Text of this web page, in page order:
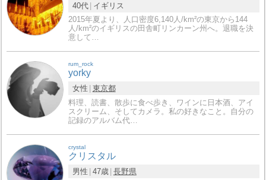
40代
イギリス
2015年夏より、人口密度6,140人/km²の東京から144
人/km²のイギリスの田舎町リンカーン州へ。退職を決
意して…
rum_rock
yorky
女性 東京都
料理、読書、散歩に食べ歩き、ワインに日本酒、アイ
スクリーム、そしてカメラ。私の好きなこと。自分の
記録のアルバム代…
crystal
クリスタル
男性 47歳 長野県